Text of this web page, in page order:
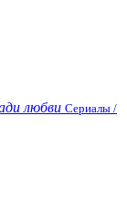
любви Сериалы /